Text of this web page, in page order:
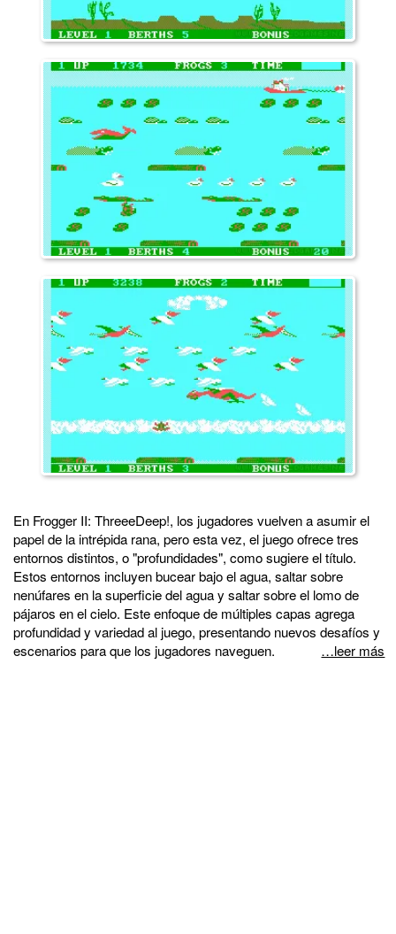
En Frogger II: ThreeeDeep!, los jugadores vuelven a asumir el
papel de la intrépida rana, pero esta vez, el juego ofrece tres
entornos distintos, o "profundidades", como sugiere el título.
Estos entornos incluyen bucear bajo el agua, saltar sobre
nenúfares en la superficie del agua y saltar sobre el lomo de
pájaros en el cielo. Este enfoque de múltiples capas agrega
profundidad y variedad al juego, presentando nuevos desafíos y
escenarios para que los jugadores naveguen.
…leer más